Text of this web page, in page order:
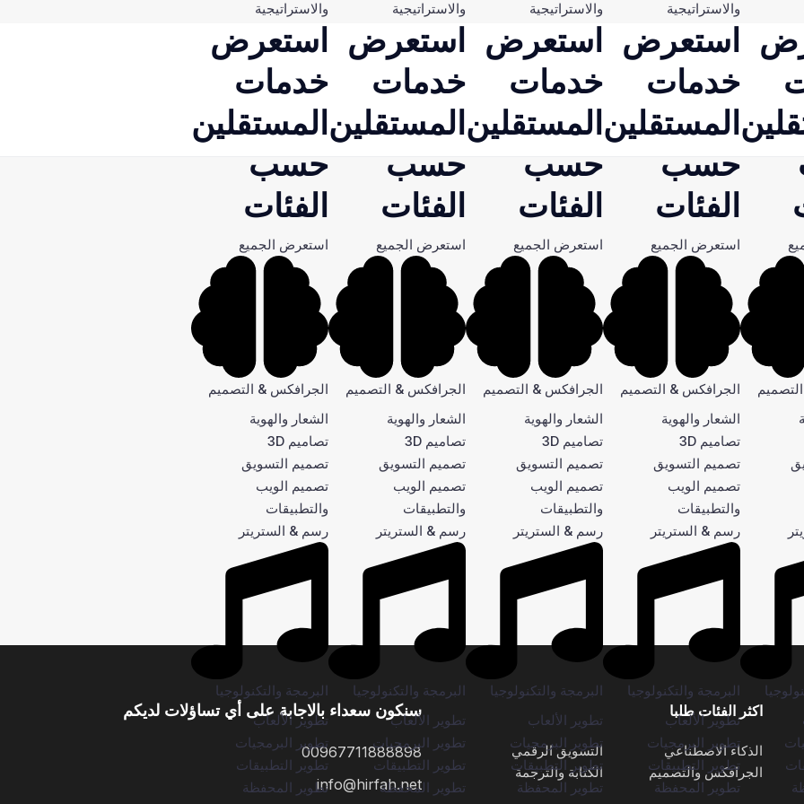
والاستراتيجية
استعرض
خدمات
المستقلين
حسب
الفئات
استعرض الجميع
الجرافكس & التصميم
الشعار والهوية
تصاميم 3D
تصميم التسويق
تصميم الويب
والتطبيقات
رسم & الستريتر
البرمجة والتكنولوجيا
تطوير الألعاب
تطوير البرمجيات
تطوير التطبيقات
تطوير المحفظة
والاستراتيجية
استعرض
خدمات
المستقلين
حسب
الفئات
استعرض الجميع
الجرافكس & التصميم
الشعار والهوية
تصاميم 3D
تصميم التسويق
تصميم الويب
والتطبيقات
رسم & الستريتر
البرمجة والتكنولوجيا
تطوير الألعاب
تطوير البرمجيات
تطوير التطبيقات
تطوير المحفظة
والاستراتيجية
استعرض
خدمات
المستقلين
حسب
الفئات
استعرض الجميع
الجرافكس & التصميم
الشعار والهوية
تصاميم 3D
تصميم التسويق
تصميم الويب
والتطبيقات
رسم & الستريتر
البرمجة والتكنولوجيا
تطوير الألعاب
تطوير البرمجيات
تطوير التطبيقات
تطوير المحفظة
والاستراتيجية
استعرض
خدمات
المستقلين
حسب
الفئات
استعرض الجميع
الجرافكس & التصميم
الشعار والهوية
تصاميم 3D
تصميم التسويق
تصميم الويب
والتطبيقات
رسم & الستريتر
البرمجة والتكنولوجيا
تطوير الألعاب
تطوير البرمجيات
تطوير التطبيقات
تطوير المحفظة
اكثر الفئات طلبا
الذكاء الاصطناعي
التسويق الرقمي
الجرافكس والتصميم
الكتابة والترجمة
سنكون سعداء بالاجابة على أي تساؤلات لديكم
00967711888898
info@hirfah.net